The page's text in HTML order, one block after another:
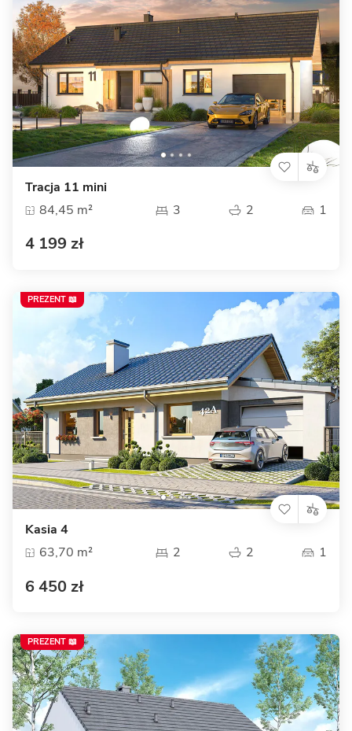
Tracja 11 mini
84,45 m²
3 2 1
4 199 zł
Kasia 4
63,70 m²
2 2 1
6 450 zł
PREZENT 📖
PREZENT 📖